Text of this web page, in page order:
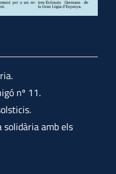
nº 11.
solidària amb els